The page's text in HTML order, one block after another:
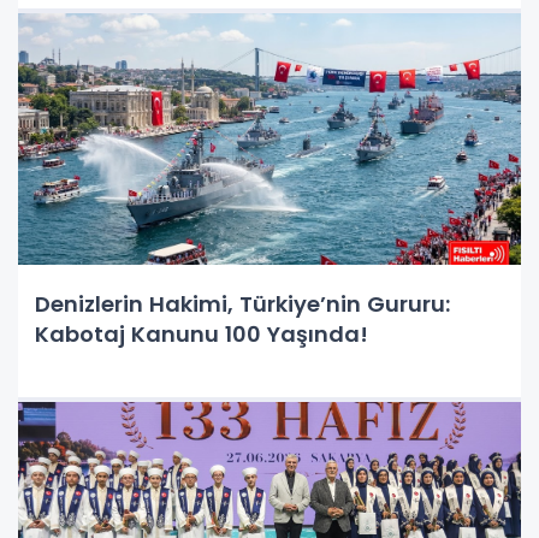
Denizlerin Hakimi, Türkiye’nin Gururu:
Kabotaj Kanunu 100 Yaşında!